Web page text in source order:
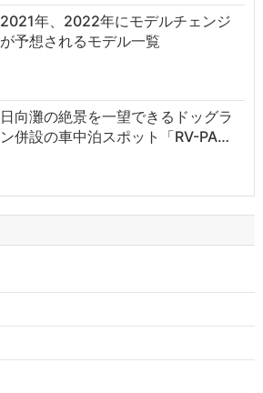
2021年、2022年にモデルチェンジ
が予想されるモデル一覧
日向灘の絶景を一望できるドッグラ
ン併設の車中泊スポット「RV-PA…